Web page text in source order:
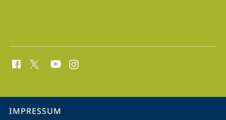
Media
Service-
IMPRESSUM